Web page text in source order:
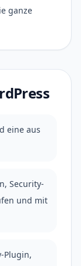
ganze
eine aus
Security-
und mit
Plugin,